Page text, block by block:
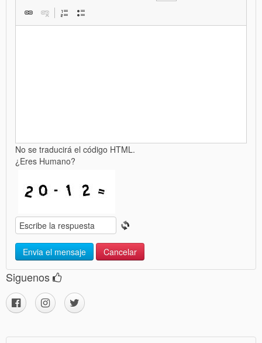
No se traducirá el código HTML.
¿Eres Humano?
Envia el mensaje Cancelar
Siguenos